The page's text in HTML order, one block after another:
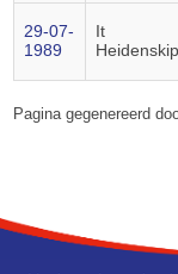
29-07-
1989
It
Heidenskip
Pagina gegenereerd